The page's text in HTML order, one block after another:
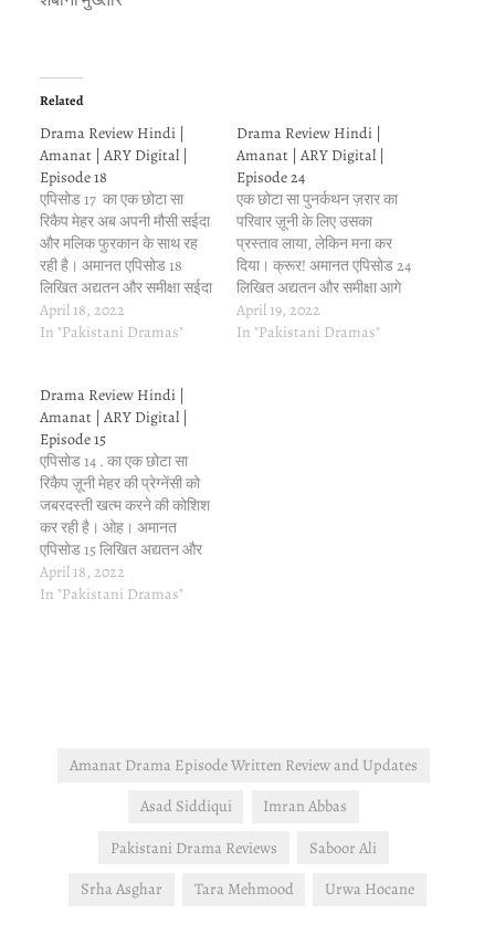
Related
Drama Review Hindi |
Amanat | ARY Digital |
Episode 18
एपिसोड 17 का एक छोटा सा
रिकैप मेहर अब अपनी मौसी सईदा
और मलिक फुरकान के साथ रह
रही है। अमानत एपिसोड 18
लिखित अद्यतन और समीक्षा सईदा
मेहर को अस्पताल ले आती है। वह
"अच्छी खबर" के बारे में रोमांचित
April 18, 2022
In "Pakistani Dramas"
Drama Review Hindi |
Amanat | ARY Digital |
Episode 24
एक छोटा सा पुनर्कथन ज़रार का
परिवार ज़ूनी के लिए उसका
प्रस्ताव लाया, लेकिन मना कर
दिया। क्रूर! अमानत एपिसोड 24
लिखित अद्यतन और समीक्षा आगे
स्पॉयलर: ज़ूनी आत्महत्या करने
की कोशिश करता है, और चीजें
April 19, 2022
In "Pakistani Dramas"
Drama Review Hindi |
Amanat | ARY Digital |
Episode 15
एपिसोड 14 . का एक छोटा सा
रिकैप ज़ूनी मेहर की प्रेग्नेंसी को
जबरदस्ती खत्म करने की कोशिश
कर रही है। ओह। अमानत
एपिसोड 15 लिखित अद्यतन और
समीक्षा जुनैद जानता है कि ज़रार
और मेहर का बदला लेने के लिए
April 18, 2022
In "Pakistani Dramas"
Amanat Drama Episode Written Review and Updates
Asad Siddiqui
Imran Abbas
Pakistani Drama Reviews
Saboor Ali
Srha Asghar
Tara Mehmood Urwa Hocane